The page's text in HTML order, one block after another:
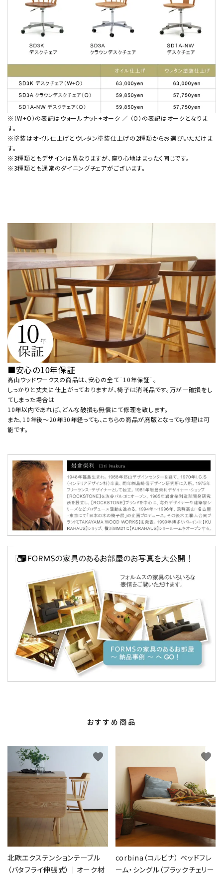
※（W+O）の表記はウォールナット+オーク ／ （O）の表記はオークとなりま
す。
※塗装はオイル仕上げとウレタン塗装仕上げの2種類からお選びいただけま
す。
※3種類ともデザインは異なりますが、座り心地はまったく同じです。
※3種類とも通常のダイニングチェアがございます。
■安心の10年保証
高山ウッドワークスの商品は、安心の全て¨10年保証¨。
しっかりと丈夫に仕上がっておりますが、椅子は消耗品です。万が一破損をし
てしまった場合は
10年以内であれば、どんな破損も無償にて修理を致します。
また、10年後～20年30年経っても、こちらの商品が廃版となっても修理は可
能です。
おすすめ商品
北欧エクステンションテーブル
（バタフライ伸張式）｜オーク材
favorite
corbina（コルビナ） ベッドフレ
ーム・シングル（ブラックチェリー
favorite